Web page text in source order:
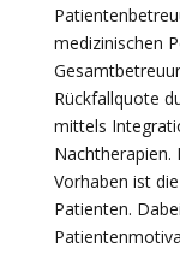
medizinischen
Rückfallquote
mittels
Nachtherapien.
Vorhaben ist
Patienten.